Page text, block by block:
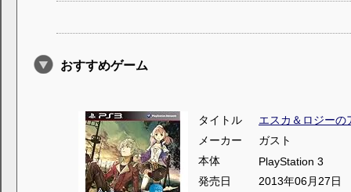
おすすめゲーム
タイトル
エスカ＆ロジーの
メーカー
ガスト
本体
PlayStation 3
発売日
2013年06月27日